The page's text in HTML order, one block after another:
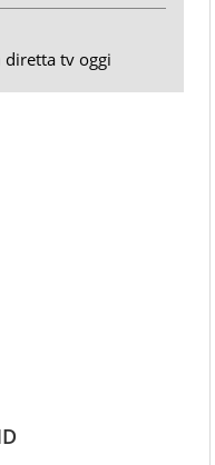
tv oggi